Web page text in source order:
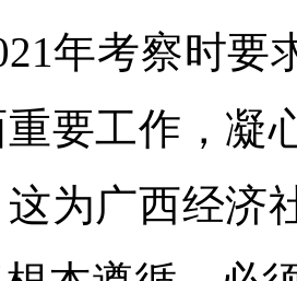
年考察时要
要工作，凝
这为广西经济